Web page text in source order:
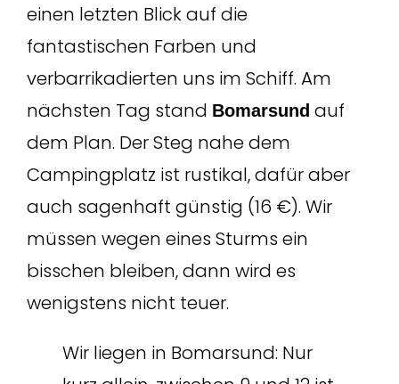
einen letzten Blick auf die
fantastischen Farben und
verbarrikadierten uns im Schiff. Am
nächsten Tag stand Bomarsund auf
dem Plan. Der Steg nahe dem
Campingplatz ist rustikal, dafür aber
auch sagenhaft günstig (16 €). Wir
müssen wegen eines Sturms ein
bisschen bleiben, dann wird es
wenigstens nicht teuer.
Wir liegen in Bomarsund: Nur